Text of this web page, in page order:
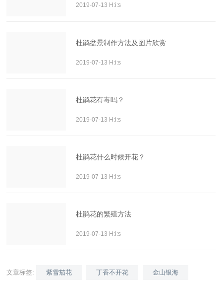
2019-07-13 H:i:s
杜鹃盆景制作方法及图片欣赏
2019-07-13 H:i:s
杜鹃花有毒吗？
2019-07-13 H:i:s
杜鹃花什么时候开花？
2019-07-13 H:i:s
杜鹃花的繁殖方法
2019-07-13 H:i:s
文章标签: 紫雪茄花 丁香不开花 金山银海